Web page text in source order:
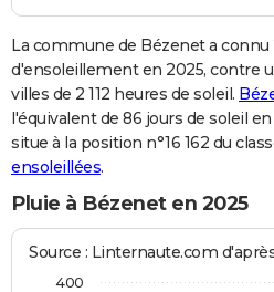
La commune de Bézenet a connu
d'ensoleillement en 2025, contre
villes de 2 112 heures de soleil.
l'équivalent de 86 jours de soleil
situe à la position n°16 162 du
ensoleillées.
Pluie à Bézenet en 2025
Source : Linternaute.com
400